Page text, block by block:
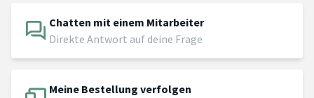
Chatten mit einem Mitarbeiter
Direkte Antwort auf deine Frage
Meine Bestellung verfolgen